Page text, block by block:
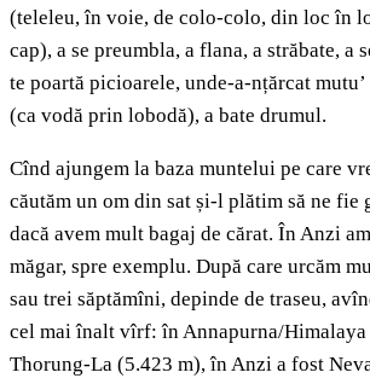
(teleleu, în voie, de colo-colo, din loc în
cap), a se preumbla, a flana, a străbate, a
te poartă picioarele, unde-a-nțărcat
(ca vodă prin lobodă), a bate drumul.
Cînd ajungem la baza muntelui pe care
căutăm un om din sat și-l plătim să ne fie
dacă avem mult bagaj de cărat. În Anzi
măgar, spre exemplu. După care urcăm
sau trei săptămîni, depinde de traseu,
cel mai înalt vîrf: în Annapurna/Himalaya
Thorung-La (5.423 m), în Anzi a fost